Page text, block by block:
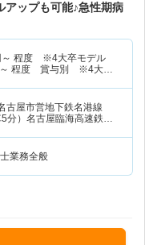
ップも可能♪急性期病
程度 ※4大卒モデル
程度 賞与別 ※4大卒
古屋市営地下鉄名港線
5分）名古屋臨海高速鉄道
業務全般